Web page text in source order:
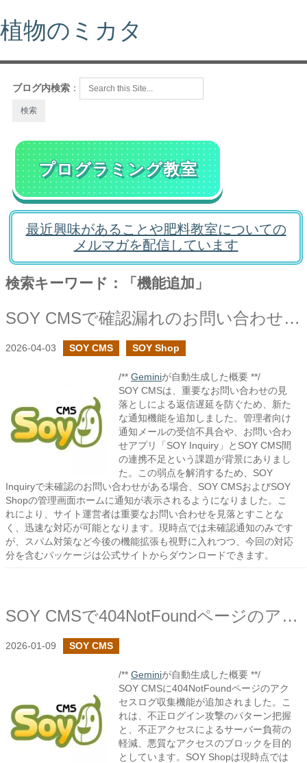
植物のミカタ
ブログ内検索 ：
プログラミング教室
最近興味があることや肥料教室についての
メルマガを配信しています
検索キーワード：「機能追加」
SOY CMSで確認漏れのお問い合わせの通知機能を追加しました
2026-04-03 SOY CMS SOY Shop
/** Geminiが自動生成した概要 **/
SOY CMSは、重要なお問い合わせの見
落としによる返信遅延を防ぐため、新た
な通知機能を追加しました。管理者向け
通知メールの受信不具合や、お問い合わ
せアプリ「SOY Inquiry」とSOY CMS間
の連携不足という課題が背景にありまし
た。この弱点を解消するため、SOY
Inquiryで未確認のお問い合わせがある場合、SOY CMSおよびSOY
Shopの管理画面ホームに通知が表示されるようになりました。こ
れにより、サイト運営者は重要なお問い合わせを見落とすことな
く、迅速な対応が可能となります。現時点では未確認通知のみです
が、スパム対策など今後の機能拡張も視野に入れつつ、今回の対応
分を含むパッケージは公式サイトからダウンロードできます。
SOY CMSで404NotFoundページのアクセスログの機能を追加しました
2026-01-09 SOY CMS
/** Geminiが自動生成した概要 **/
SOY CMSに404NotFoundページのアク
セスログ収集機能が追加されました。こ
れは、不正ログイン攻撃のパターン把握
と、不正アクセスによるサーバー負荷の
軽減、悪質なアクセスのブロックを目的
としています。SOY Shopは現時点では